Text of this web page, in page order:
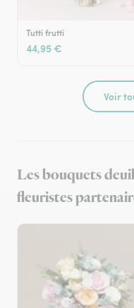
Tutti frutti
44,95 €
Voir
Les bouquets
fleuristes